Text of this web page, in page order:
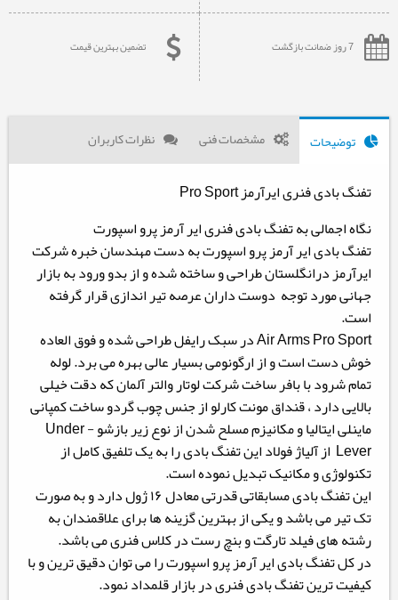
7 روز ضمانت بازگشت تضمین بهترین قیمت
توضیحات مشخصات فنی نظرات کاربران
تفنگ بادی فنری ایرآرمز Pro Sport
نگاه اجمالی به تفنگ بادی فنری ایر آرمز پرو اسپورت
تفنگ بادی ایر آرمز پرو اسپورت به دست مهندسان خبره شرکت
ایرآرمز درانگلستان طراحی و ساخته شده و از بدو ورود به بازار
جهانی مورد توجه دوست داران عرصه تیر اندازی قرار گرفته
است.
Air Arms Pro Sport در سبک رایفل طراحی شده و فوق العاده
خوش دست است و از ارگونومی بسیار عالی بهره می برد. لوله
تمام شرود با بافر ساخت شرکت لوتار والتر آلمان که دقت خیلی
بالایی دارد ، قنداق مونت کارلو از جنس چوب گردو ساخت کمپانی
ماینلی ایتالیا و مکانیزم مسلح شدن از نوع زير بازشو - Under
Lever از آلیاژ فولاد این تفنگ بادی را به یک تلفیق کامل از
تکنولوژی و مکانیک تبدیل نموده است.
این تفنگ بادی مسابقاتی قدرتی معادل ۱۶ ژول دارد و به صورت
تک تیر می باشد و یکی از بهترین گزینه ها برای علاقمندان به
رشته های فیلد تارگت و بنچ رست در کلاس فنری می باشد.
در کل تفنگ بادی ایر آرمز پرو اسپورت را می توان دقیق ترین و با
کیفیت ترین تفنگ بادی فنری در بازار قلمداد نمود.